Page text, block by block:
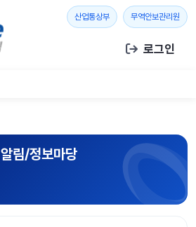
산업통상부새 창 열기무역안보관리원 새
로그인
알림/정보마당